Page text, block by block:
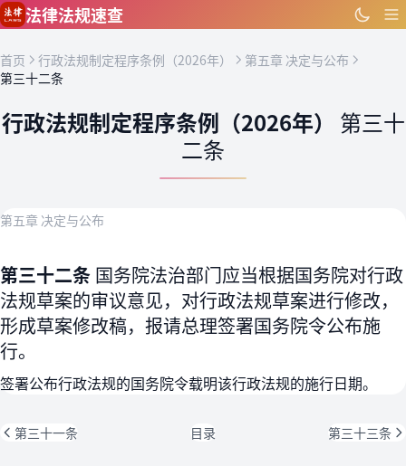
跳到主要内容
法律法规速查
首页 行政法规制定程序条例（2026年）
第五章 决定与公布
第三十二条
行政法规制定程序条例（2026年） 第三十
二条
第五章 决定与公布
第三十二条 国务院法治部门应当根据国务院对行政
法规草案的审议意见，对行政法规草案进行修改，
形成草案修改稿，报请总理签署国务院令公布施
行。
签署公布行政法规的国务院令载明该行政法规的施行日期。
第三十一条 目录 第三十三条